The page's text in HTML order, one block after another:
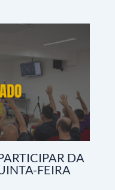
DA
FEIRA